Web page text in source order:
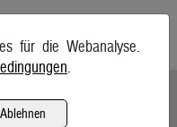
für die Webanalyse.
Ablehnen